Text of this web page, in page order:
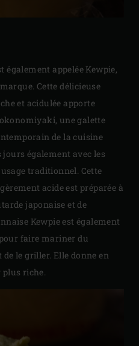
également appelée Kewpie,
Cette délicieuse
et acidulée apporte
une galette
de la cuisine
jours également avec les
traditionnel. Cette
acide est préparée à
japonaise et de
Kewpie est également
faire mariner du
le griller. Elle donne en
riche.